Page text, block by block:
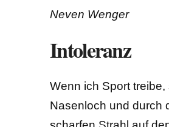
Neven Wenger
Intoleranz
Wenn ich Sport
Nasenloch und durch